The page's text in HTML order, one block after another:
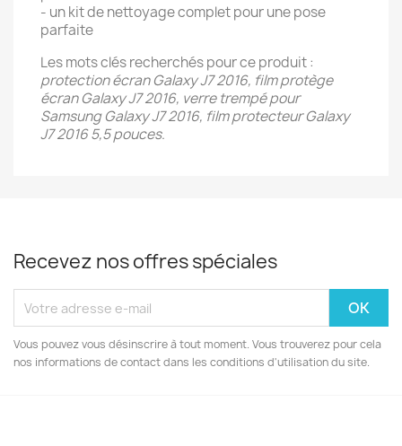
- un kit de nettoyage complet pour une pose
parfaite
Les mots clés recherchés pour ce produit :
protection écran Galaxy J7 2016, film protège
écran Galaxy J7 2016, verre trempé pour
Samsung Galaxy J7 2016, film protecteur Galaxy
J7 2016 5,5 pouces.
Recevez nos offres spéciales
Vous pouvez vous désinscrire à tout moment. Vous trouverez pour cela
nos informations de contact dans les conditions d'utilisation du site.